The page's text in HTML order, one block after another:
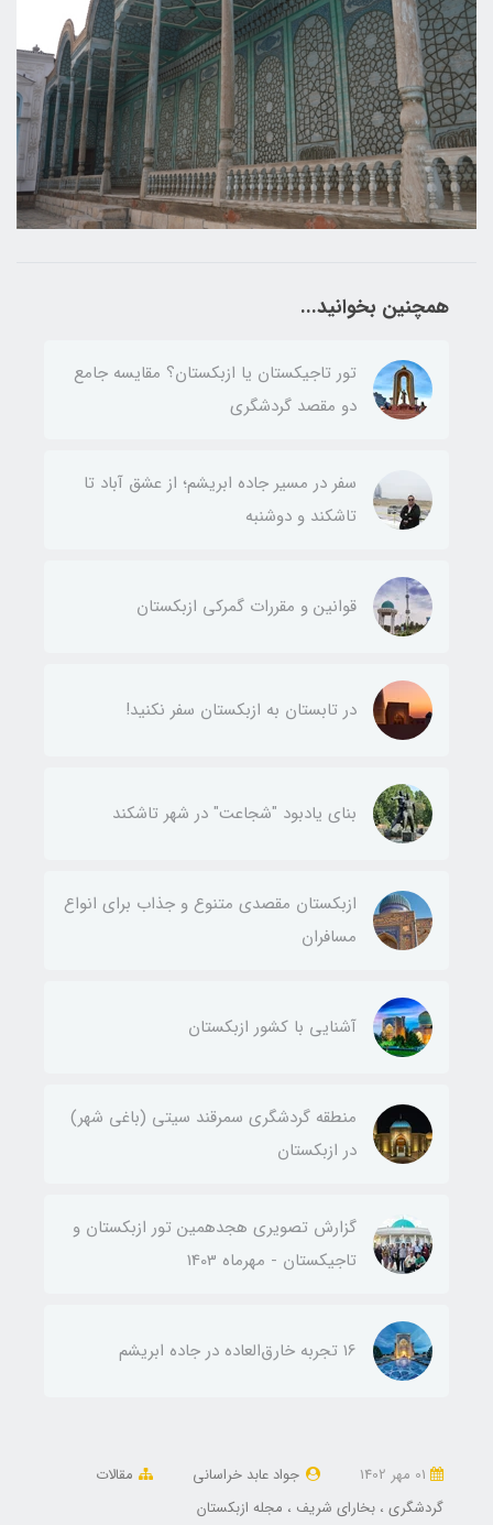
همچنین بخوانید...
تور تاجیکستان یا ازبکستان؟ مقایسه جامع
دو مقصد گردشگری
سفر در مسیر جاده ابریشم؛ از عشق آباد تا
تاشکند و دوشنبه
قوانین و مقررات گمرکی ازبکستان
در تابستان به ازبکستان سفر نکنید!
بنای یادبود "شجاعت" در شهر تاشکند
ازبکستان مقصدی متنوع و جذاب برای انواع
مسافران
آشنایی با کشور ازبکستان
منطقه گردشگری سمرقند سیتی (باغی شهر)
در ازبکستان
گزارش تصویری هجدهمین تور ازبکستان و
تاجیکستان - مهرماه 1403
۱6 تجربه خارق‌العاده در جاده ابریشم
جواد عابد خراسانی
مقالات
گردشگری بخارای شریف
مجله ازبکستان